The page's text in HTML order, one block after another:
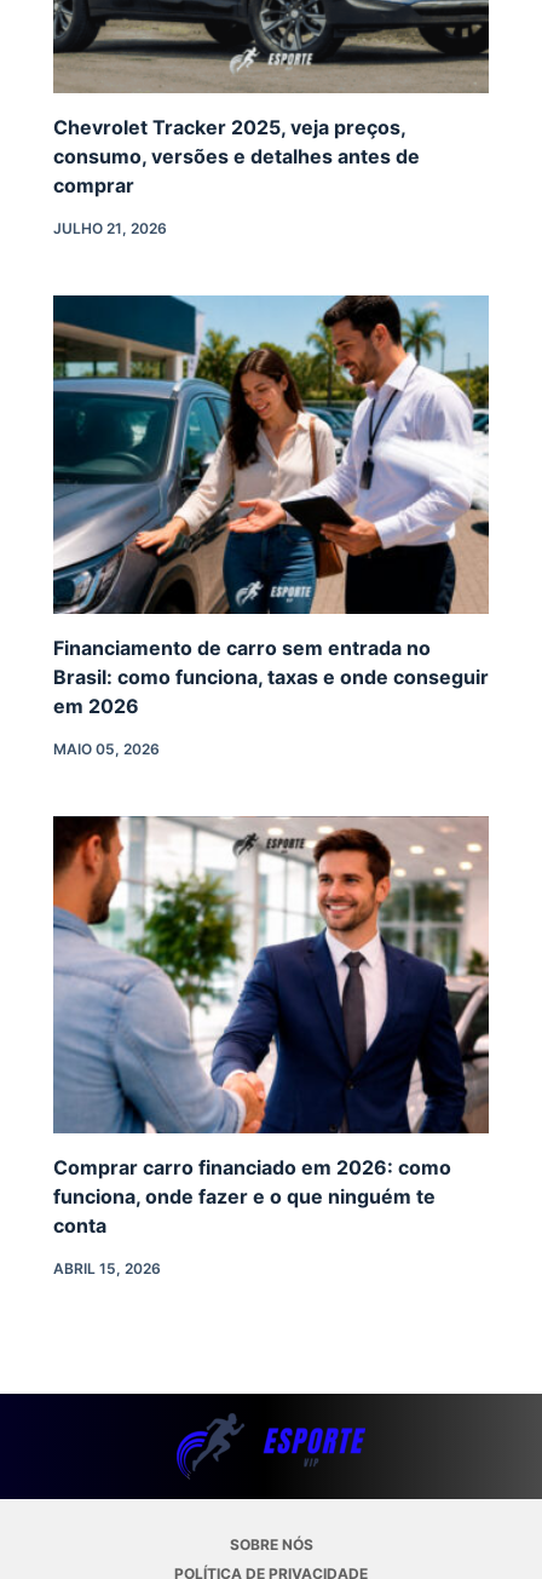
Chevrolet Tracker 2025, veja preços,
consumo, versões e detalhes antes de
comprar
JULHO 21, 2026
Financiamento de carro sem entrada no
Brasil: como funciona, taxas e onde conseguir
em 2026
MAIO 05, 2026
Comprar carro financiado em 2026: como
funciona, onde fazer e o que ninguém te
conta
ABRIL 15, 2026
SOBRE NÓS
POLÍTICA DE PRIVACIDADE